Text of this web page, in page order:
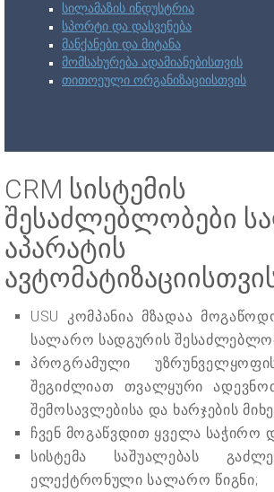
სილამაზის ინდუსტრია
სპორტი და დასვენება
მანქანები და მიტანა
მომსახურება ადამიანებისთვის
თითოეული ორგანიზაციისთვის
CRM სისტემის
შესაძლებლობები
აპარატის
USU კომპანია მზადაა
სალარო სადგურის
პროგრამული
შეგიძლიათ თვალყური
შემოსავლებისა და ხარჯების
ჩვენ მოგაწვდით ყველა საჭირო
სისტემა საშუალებას
ელექტრონული სალარო წიგნი;